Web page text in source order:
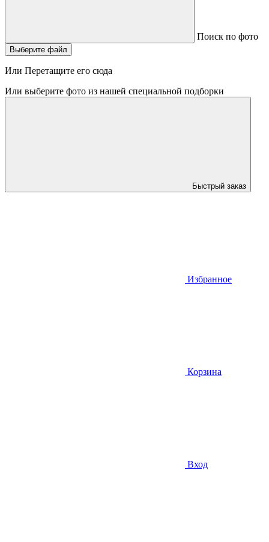
Поиск по фото
Выберите файл
Или Перетащите его сюда
Или выберите фото из нашей специальной подборки
Быстрый заказ
Избранное
Корзина
Вход